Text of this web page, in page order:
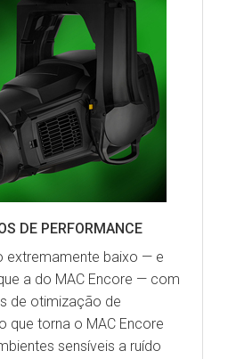
DE PERFORMANCE
extremamente baixo — e
a do MAC Encore — com
de otimização de
que torna o MAC Encore
sensíveis a ruído